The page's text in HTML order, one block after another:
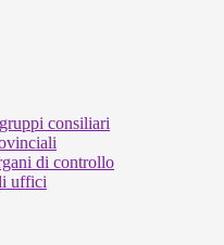
consiliari
di controllo
uffici